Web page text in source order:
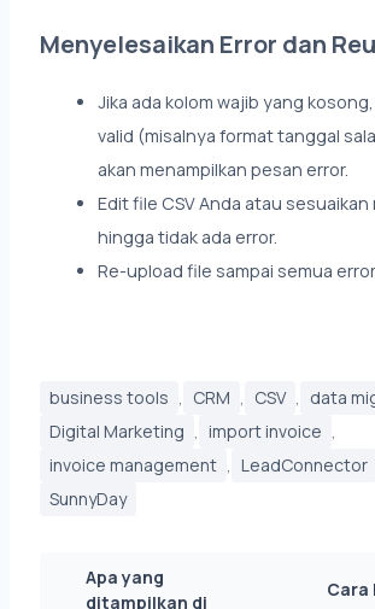
Menyelesaikan Error dan
Jika ada kolom wajib yang
valid (misalnya format tanggal
akan menampilkan pesan error.
Edit file CSV Anda atau
hingga tidak ada error.
Re-upload file sampai semua
business tools , CRM , CSV , data
Digital Marketing , import invoice ,
invoice management , LeadConnector
SunnyDay
Apa yang
ditampilkan di
Cara